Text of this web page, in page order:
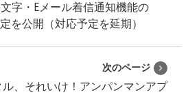
文字・Eメール着信通知機能の
を公開（対応予定を延期）
次のページ
、それいけ！アンパンマンアプ